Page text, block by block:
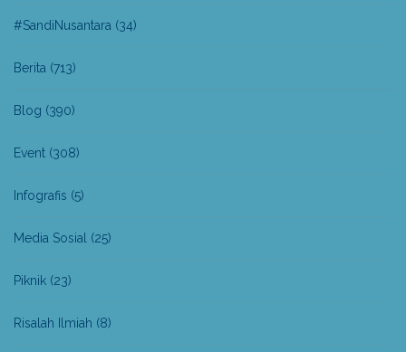
#SandiNusantara (34)
Berita (713)
Blog (390)
Event (308)
Infografis (5)
Media Sosial (25)
Piknik (23)
Risalah Ilmiah (8)